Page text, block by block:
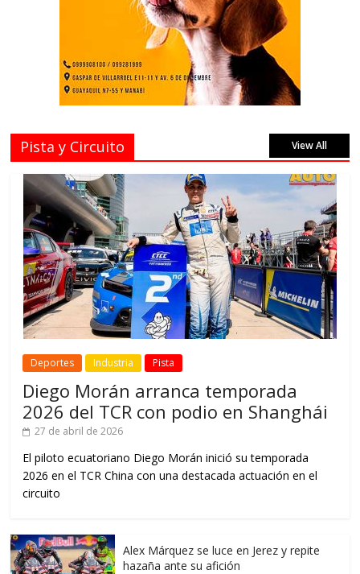
Pista y Circuito View All
Deportes Industria Pista
Diego Morán arranca temporada
2026 del TCR con podio en Shanghái
27 de abril de 2026
El piloto ecuatoriano Diego Morán inició su temporada
2026 en el TCR China con una destacada actuación en el
circuito
Alex Márquez se luce en Jerez y repite
hazaña ante su afición